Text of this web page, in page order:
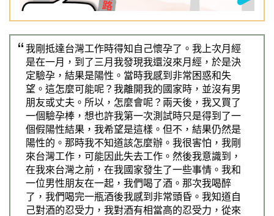
我剛抵達台灣工作時得知自己懷孕了。我上次月經
是在一月，到了三月我發現我還沒來月經，於是決
定驗孕，結果是陽性。當時我感到非常困惑和失
望。這怎麼可能呢？我離開我的國家時，並沒有男
朋友或丈夫。所以，怎麼會呢？兩天後，我又買了
一個驗孕棒，想也許我第一次測試時只是得到了一
個假陽性結果，我希望是這樣。但不，結果仍然是
陽性的。那時我不知道該怎麼辦。我很害怕，我剛
來台灣工作，可能因此失去工作。然後我意識到，
在我來台灣之前，在我國家發生了一些事情。我和
一位男性朋友在一起，我們喝了酒。那次我喝醉
了，我們喝完一瓶酒後我感到非常頭昏。我知道自
己對酒的忍受力，我對酒有相當高的忍受力，從來
Previous